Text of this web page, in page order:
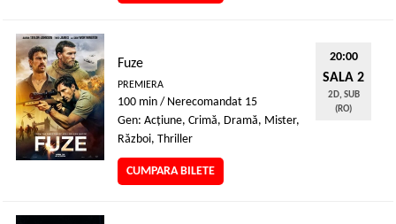
Fuze
PREMIERA
100 min / Nerecomandat 15
Gen: Acţiune, Crimă, Dramă, Mister,
Război, Thriller
CUMPARA BILETE
20:00
SALA 2
2D, SUB
(RO)